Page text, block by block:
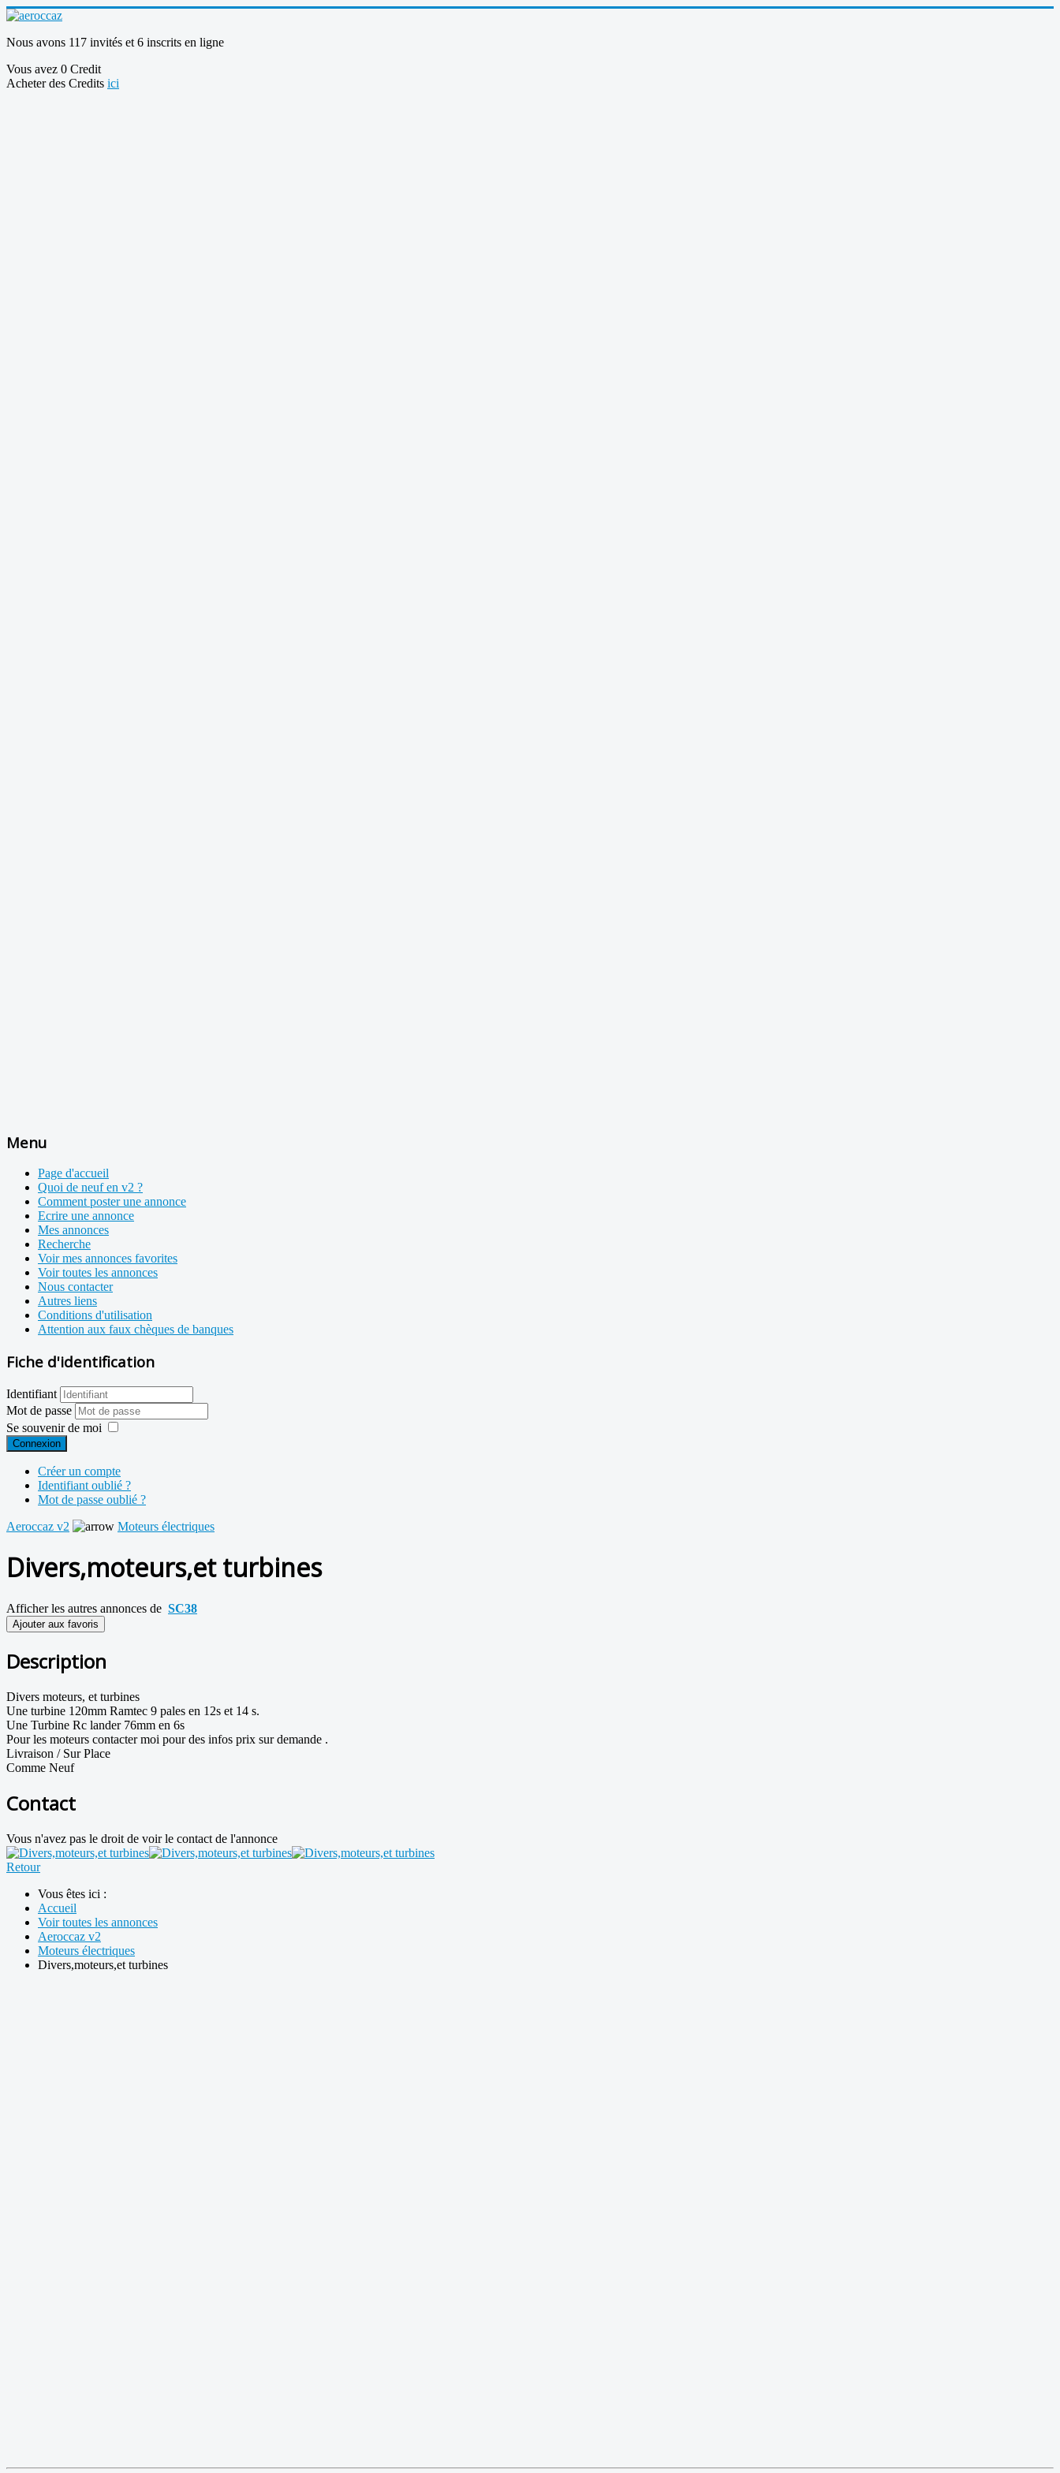
Nous avons 117 invités et 6 inscrits en ligne
Vous avez 0 Credit
Acheter des Credits ici
Menu
Page d'accueil
Quoi de neuf en v2 ?
Comment poster une annonce
Ecrire une annonce
Mes annonces
Recherche
Voir mes annonces favorites
Voir toutes les annonces
Nous contacter
Autres liens
Conditions d'utilisation
Attention aux faux chèques de banques
Fiche d'identification
Identifiant
Mot de passe
Se souvenir de moi
Connexion
Créer un compte
Identifiant oublié ?
Mot de passe oublié ?
Aeroccaz v2
Moteurs électriques
Divers,moteurs,et turbines
Afficher les autres annonces de SC38
Ajouter aux favoris
Description
Divers moteurs, et turbines
Une turbine 120mm Ramtec 9 pales en 12s et 14 s.
Une Turbine Rc lander 76mm en 6s
Pour les moteurs contacter moi pour des infos prix sur demande .
Livraison / Sur Place
Comme Neuf
Contact
Vous n'avez pas le droit de voir le contact de l'annonce
Retour
Vous êtes ici :
Accueil
Voir toutes les annonces
Aeroccaz v2
Moteurs électriques
Divers,moteurs,et turbines